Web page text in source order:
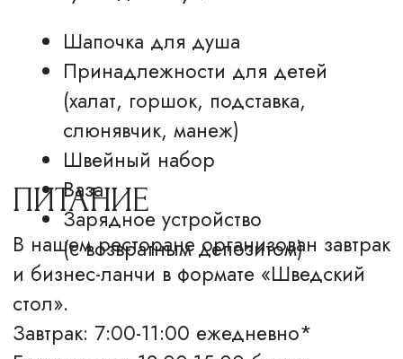
ГОСТЯМ
Об отеле
Ресторан
Свадьбы
Банкеты
Конференции
Афиша
Досуг в Калуге
Для бизнеса
Услуги
НОМЕРА
Стандарт
Делюкс
Семейный
Апартаменты